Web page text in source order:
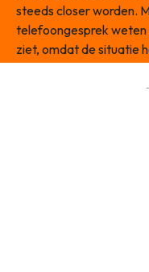
steeds closer worden.
telefoongesprek weten
ziet, omdat de situatie